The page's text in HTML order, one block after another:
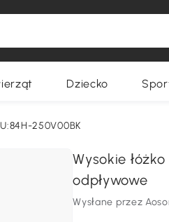
Dziecko
250V00BK
Wysokie
odpływowe
Wysłane przez